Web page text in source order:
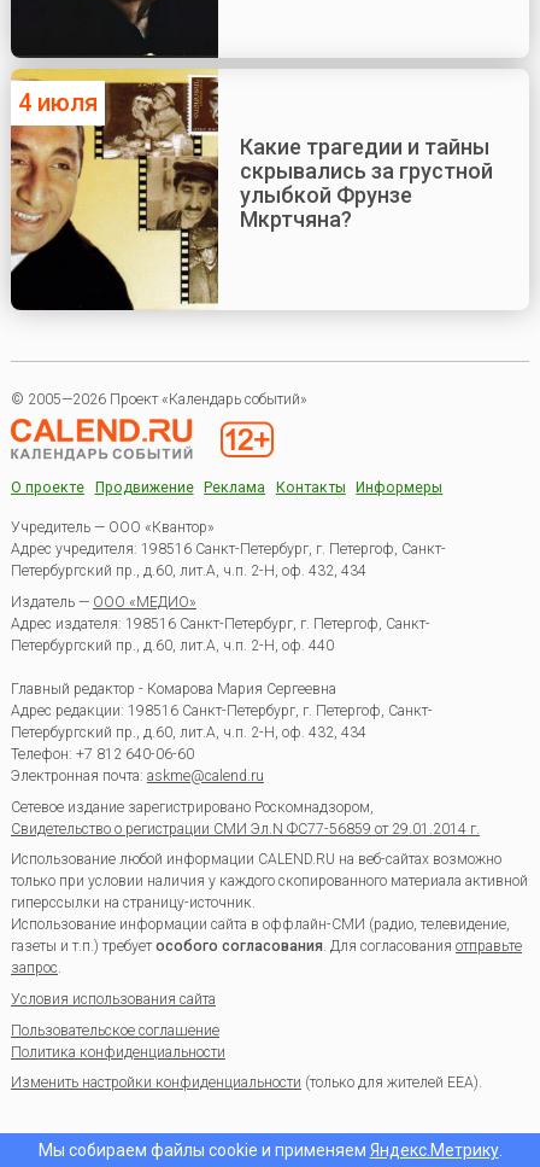
4 июля
Какие трагедии и тайны
скрывались за грустной
улыбкой Фрунзе
Мкртчяна?
© 2005—2026 Проект «Календарь событий»
О проекте Продвижение Реклама Контакты Информеры
Учредитель — ООО «Квантор»
Адрес учредителя: 198516 Санкт-Петербург, г. Петергоф, Санкт-
Петербургский пр., д.60, лит.А, ч.п. 2-Н, оф. 432, 434
Издатель — ООО «МЕДИО»
Адрес издателя: 198516 Санкт-Петербург, г. Петергоф, Санкт-
Петербургский пр., д.60, лит.А, ч.п. 2-Н, оф. 440
Главный редактор - Комарова Мария Сергеевна
Адрес редакции: 198516 Санкт-Петербург, г. Петергоф, Санкт-
Петербургский пр., д.60, лит.А, ч.п. 2-Н, оф. 432, 434
Телефон: +7 812 640-06-60
Электронная почта: askme@calend.ru
Сетевое издание зарегистрировано Роскомнадзором,
Свидетельство о регистрации СМИ Эл.N ФС77-56859 от 29.01.2014 г.
Использование любой информации CALEND.RU на веб-сайтах возможно
только при условии наличия у каждого скопированного материала активной
гиперссылки на страницу-источник.
Использование информации сайта в оффлайн-СМИ (радио, телевидение,
газеты и т.п.) требуетособого согласования. Для согласования отправьте
запрос.
Условия использования сайта
Пользовательское соглашение
Политика конфиденциальности
Изменить настройки конфиденциальности (только для жителей EEA).
Мы собираем файлы cookie и применяем Яндекс.Метрику.